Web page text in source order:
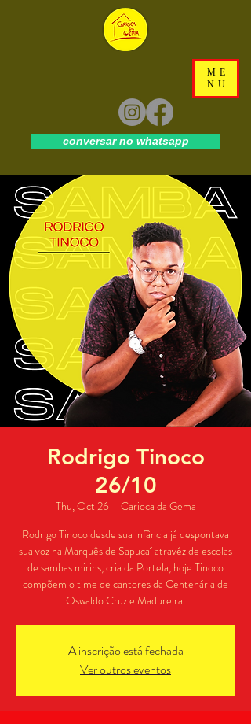
ME
NU
conversar no whatsapp
Rodrigo Tinoco
26/10
Thu, Oct 26
  |
Carioca da Gema
Rodrigo Tinoco desde sua infância já despontava
sua voz na Marquês de Sapucaí atravéz de escolas
de sambas mirins, cria da Portela, hoje Tinoco
compõem o time de cantores da Centenária de
Oswaldo Cruz e Madureira.
A inscrição está fechada
Ver outros eventos